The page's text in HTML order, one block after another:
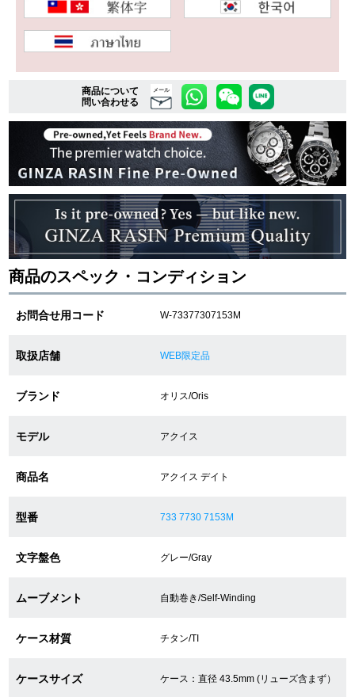
中古品 アンティーク品
WEB限定品
複数条件で商品を絞り込む
詳細検索はこちら
ご利用ガイド
GINZA RASINのプレミアムクオリティについて
送料・お支払方法
ショッピングローンの流れ
よくある質問
お問い合わせ
店舗取り寄せサービス
商品について
問い合わせる
メール
商品のスペック・コンディション
お問合せ用コード W-73377307153M
取扱店舗 WEB限定品
ブランド オリス/Oris
モデル アクイス
商品名 アクイス デイト
型番 733 7730 7153M
文字盤色 グレー/Gray
ムーブメント 自動巻き/Self-Winding
ケース材質 チタン/TI
ケースサイズ ケース：直径 43.5mm (リューズ含まず）